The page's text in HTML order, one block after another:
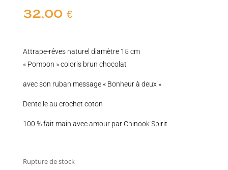
32,00 €
Attrape-rêves naturel diamètre 15 cm
« Pompon » coloris brun chocolat
avec son ruban message « Bonheur à deux »
Dentelle au crochet coton
100 % fait main avec amour par Chinook Spirit
Rupture de stock